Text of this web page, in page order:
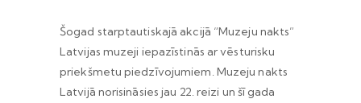
Šogad starptautiskajā akcijā “Muzeju nakts”
Latvijas muzeji iepazīstinās ar vēsturisku
priekšmetu piedzīvojumiem. Muzeju nakts
Latvijā norisināsies jau 22. reizi un šī gada